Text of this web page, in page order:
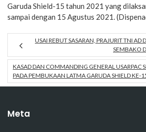
Garuda Shield-15 tahun 2021 yang
sampai dengan 15 Agustus 2021.
USAI REBUT SASARAN, PRAJURIT TNI AD
SEMBAKO
KASAD DAN COMMANDING GENERAL USARPAC
PADA PEMBUKAAN LATMA GARUDA SHIELD KE-
Meta